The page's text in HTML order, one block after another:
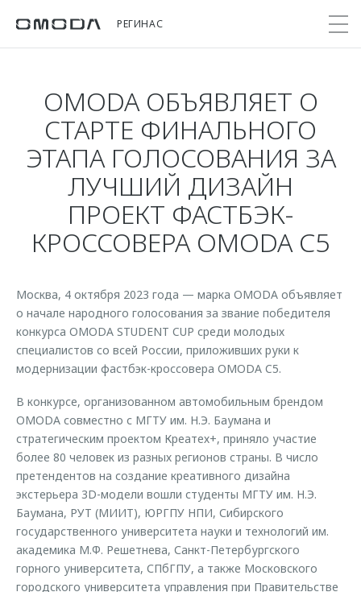
РЕГИНАС
Модели
C5
от 2 299 000 ₽*
C7
от 2 739 000 ₽*
Покупателям
Выбор и покупка
Сравнить комплектации
Записаться на тест-драйв
Cпецпредложения
Кредит и страхование
Кредитные программы
Страхование
Кредитный калькулятор
Одежда и сувениры
Оригинальные аксессуары
Запчасти
Трейд-ин
Калькулятор трейд-ин
Владельцам
Сервис
Записаться на сервис
Кузовной ремонт
Поддержка
Гарантия
Дополнительная техническая поддержка
Руководства по эксплуатации
Клиентская поддержка
O&J Автоклуб
Клуб владельцев OMODA
Приложение O&J
Аксессуары
Одежда и сувениры
Оригинальные аксессуары
Запчасти
Мир OMODA
О бренде
Онлайн-сервисы
Приложение O&J
Бренд JAECOO
Правовая информация
OMODA ОБЪЯВЛЯЕТ О
СТАРТЕ ФИНАЛЬНОГО
ЭТАПА ГОЛОСОВАНИЯ ЗА
ЛУЧШИЙ ДИЗАЙН
ПРОЕКТ ФАСТБЭК-
КРОССОВЕРА OMODA C5
Москва, 4 октября 2023 года — марка OMODA объявляет
о начале народного голосования за звание победителя
конкурса OMODA STUDENT CUP среди молодых
специалистов со всей России, приложивших руки к
модернизации фастбэк-кроссовера OMODA C5.
В конкурсе, организованном автомобильным брендом
OMODA совместно с МГТУ им. Н.Э. Баумана и
стратегическим проектом Креатех+, приняло участие
более 80 человек из разных регионов страны. В число
претендентов на создание креативного дизайна
экстерьера 3D-модели вошли студенты МГТУ им. Н.Э.
Баумана, РУТ (МИИТ), ЮРГПУ НПИ, Сибирского
государственного университета науки и технологий им.
академика М.Ф. Решетнева, Санкт-Петербургского
горного университета, СПбГПУ, а также Московского
городского университета управления при Правительстве